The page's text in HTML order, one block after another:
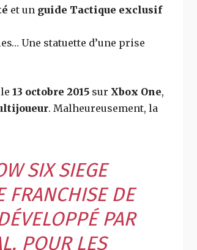
et un guide Tactique exclusif
Une statuette d’une prise
13 octobre 2015 sur Xbox One,
. Malheureusement, la
SIX SIEGE
FRANCHISE DE
PAR
POUR LES